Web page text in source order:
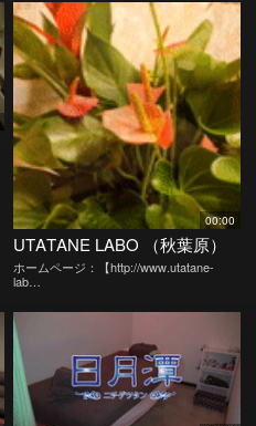
00:00
UTATANE LABO （秋葉原）
ホームページ：【http://www.utatane-
lab…